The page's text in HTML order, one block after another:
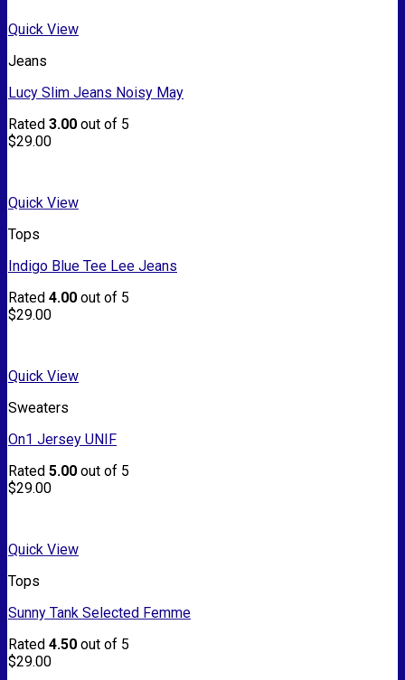
Quick View
Jeans
Lucy Slim Jeans Noisy May
Rated 3.00 out of 5
$29.00
Quick View
Tops
Indigo Blue Tee Lee Jeans
Rated 4.00 out of 5
$29.00
Quick View
Sweaters
On1 Jersey UNIF
Rated 5.00 out of 5
$29.00
Quick View
Tops
Sunny Tank Selected Femme
Rated 4.50 out of 5
$29.00